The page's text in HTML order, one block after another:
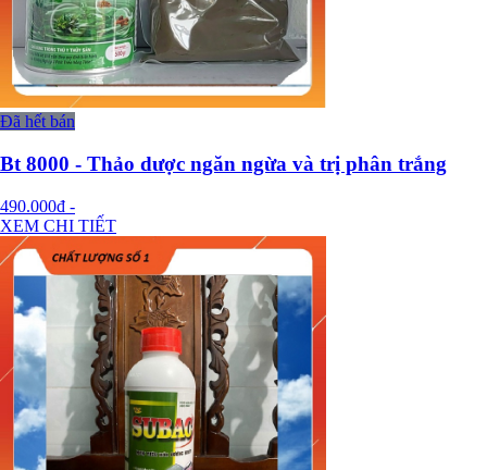
Đã hết bán
Bt 8000 - Thảo dược ngăn ngừa và trị phân trắng
490.000đ -
XEM CHI TIẾT